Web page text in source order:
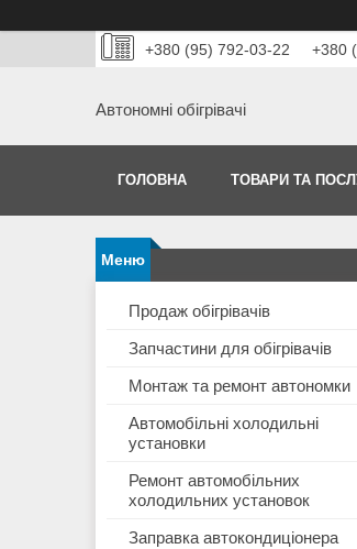
+380 (95) 792-03-22 +380
Автономні обігрівачі
ГОЛОВНА ТОВАРИ ТА
Продаж обігрівачів
Запчастини для обігрівачів
Монтаж та ремонт автономки
Автомобільні холодильні
установки
Ремонт автомобільних
холодильних установок
Заправка автокондиціонера